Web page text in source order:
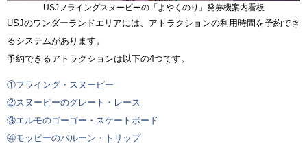
USJフライングスヌーピーの「よやくのり」発券機案内看板
USJのワンダーランドエリアには、アトラクションの利用時間を予約でき
るシステムがあります。
予約できるアトラクションは以下の4つです。
①フライング・スヌーピー
②スヌーピーのグレート・レース
③エルモのゴーゴー・スケートボード
④モッピーのバルーン・トリップ